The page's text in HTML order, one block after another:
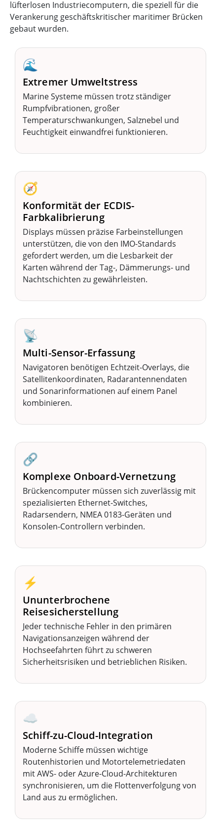
lüfterlosen Industriecomputern, die speziell für die
Verankerung geschäftskritischer maritimer Brücken
gebaut wurden.
🌊
Extremer Umweltstress
Marine Systeme müssen trotz ständiger
Rumpfvibrationen, großer
Temperaturschwankungen, Salznebel und
Feuchtigkeit einwandfrei funktionieren.
🧭
Konformität der ECDIS-
Farbkalibrierung
Displays müssen präzise Farbeinstellungen
unterstützen, die von den IMO-Standards
gefordert werden, um die Lesbarkeit der
Karten während der Tag-, Dämmerungs- und
Nachtschichten zu gewährleisten.
📡
Multi-Sensor-Erfassung
Navigatoren benötigen Echtzeit-Overlays, die
Satellitenkoordinaten, Radarantennendaten
und Sonarinformationen auf einem Panel
kombinieren.
🔗
Komplexe Onboard-Vernetzung
Brückencomputer müssen sich zuverlässig mit
spezialisierten Ethernet-Switches,
Radarsendern, NMEA 0183-Geräten und
Konsolen-Controllern verbinden.
⚡
Ununterbrochene
Reisesicherstellung
Jeder technische Fehler in den primären
Navigationsanzeigen während der
Hochseefahrten führt zu schweren
Sicherheitsrisiken und betrieblichen Risiken.
☁️
Schiff-zu-Cloud-Integration
Moderne Schiffe müssen wichtige
Routenhistorien und Motortelemetriedaten
mit AWS- oder Azure-Cloud-Architekturen
synchronisieren, um die Flottenverfolgung von
Land aus zu ermöglichen.